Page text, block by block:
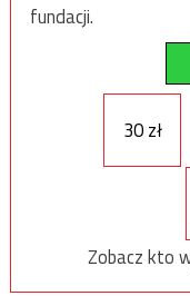
fundacji.
30 zł
Zobacz kto